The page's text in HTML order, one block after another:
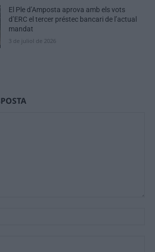
El Ple d’Amposta aprova amb els vots
d’ERC el tercer préstec bancari de l’actual
mandat
3 de juliol de 2026